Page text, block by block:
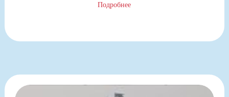
Подробнее